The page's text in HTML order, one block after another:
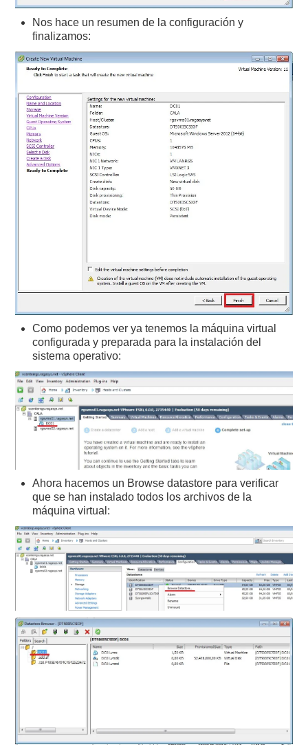
Nos hace un resumen de la configuración y
finalizamos:
Como podemos ver ya tenemos la máquina virtual
configurada y preparada para la instalación del
sistema operativo:
Ahora hacemos un Browse datastore para verificar
que se han instalado todos los archivos de la
máquina virtual: